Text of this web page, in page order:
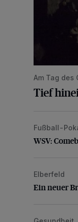
Am Tag des
Tief
WSV:
Fußball-
WSV:
Ein neuer
Elberfeld
Ein neuer